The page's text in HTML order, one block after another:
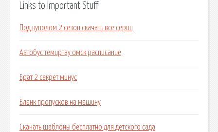
Links to Important Stuff
Под куполом 2 сезон скачать все серии
Автобус темиртау омск расписание
Брат 2 секрет минус
Бланк пропусков на машину
Скачать шаблоны бесплатно для детского сада